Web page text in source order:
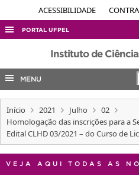
ACESSIBILIDADE
PORTAL UFPEL
ACESSO À INFORMAÇÃO
AUDITORIA
COBALTO
CONCURSOS
EDITAIS
Instituto de
MENU
Início 2021 Julho
02
Homologação das inscrições para a
Edital CLHD 03/2021 – do Curso de
VEJA AQUI TODAS AS